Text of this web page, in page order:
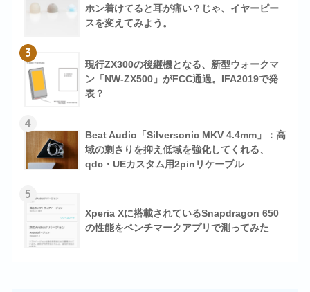
ホン着けてると耳が痛い？じゃ、イヤーピー
スを変えてみよう。
3
現行ZX300の後継機となる、新型ウォークマ
ン「NW-ZX500」がFCC通過。IFA2019で発
表？
4
Beat Audio「Silversonic MKV 4.4mm」：高
域の刺さりを抑え低域を強化してくれる、
qdc・UEカスタム用2pinリケーブル
5
Xperia Xに搭載されているSnapdragon 650
の性能をベンチマークアプリで測ってみた